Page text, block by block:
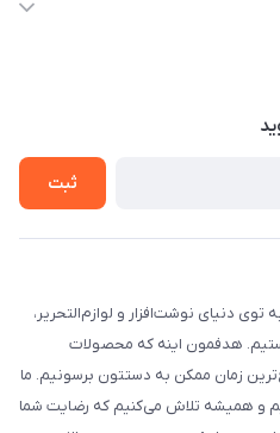
ثبت
دنیای نوشت‌افزار و لوازم‌التحریر،
هدفمون اینه که محصولات
زمان ممکن به دستتون برسونیم. ما
و همیشه تلاش می‌کنیم که رضایت شما